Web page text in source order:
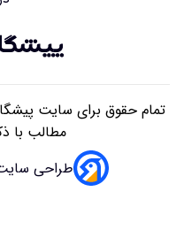
ایرانی‌ها چقدر از هوش
تمام حقوق برای سایت
مطالب با
طراحی